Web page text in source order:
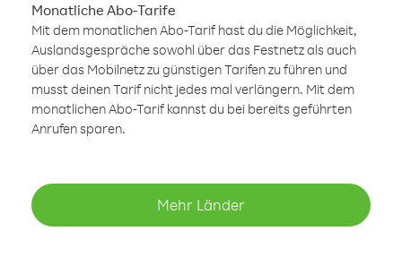
Monatliche Abo-Tarife
Mit dem monatlichen Abo-Tarif hast du die Möglichkeit,
Auslandsgespräche sowohl über das Festnetz als auch
über das Mobilnetz zu günstigen Tarifen zu führen und
musst deinen Tarif nicht jedes mal verlängern. Mit dem
monatlichen Abo-Tarif kannst du bei bereits geführten
Anrufen sparen.
Mehr Länder